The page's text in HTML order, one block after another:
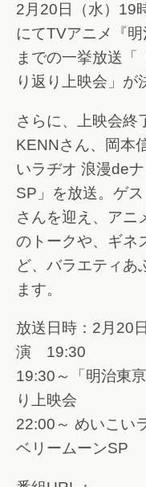
2月20日（水）19
にてTVアニメ『
までの一挙放送「
り返り上映会」が
さらに、上映会終
KENNさん、岡本
いラヂオ 浪漫de
SP」を放送。ゲ
さんを迎え、アニ
のトークや、ギネ
ど、バラエティあ
ます。
放送日時：2月20
演 19:30
19:30～「明治東
り上映会
22:00～ めいこい
ベリームーンSP